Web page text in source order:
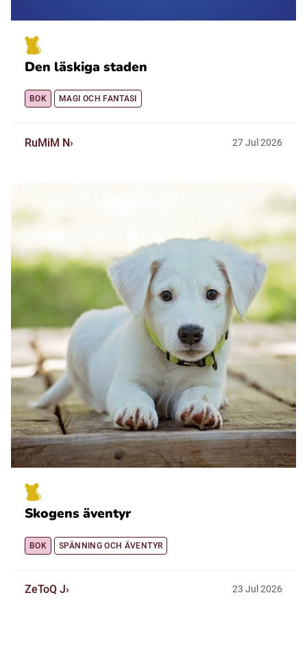
Den läskiga staden
BOK MAGI OCH FANTASI
RuMiM N 27Jul2026
Skogens äventyr
BOK SPÄNNING OCH ÄVENTYR
ZeToQ J 23 Jul 2026